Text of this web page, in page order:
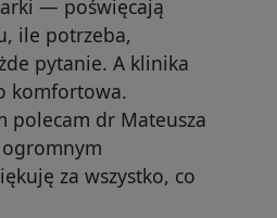
— poświęcają
ile potrzeba,
pytanie. A klinika
komfortowa.
polecam dr Mateusza
za wszystko, co